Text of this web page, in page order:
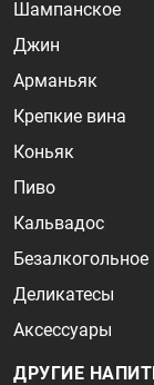
Шампанское
Джин
Арманьяк
Крепкие вина
Коньяк
Пиво
Кальвадос
Безалкогольное
Деликатесы
Аксессуары
ДРУГИЕ